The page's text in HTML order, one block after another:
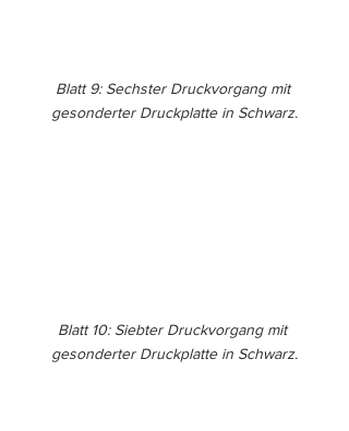
Blatt 9: Sechster Druckvorgang mit
gesonderter Druckplatte in Schwarz.
Blatt 10: Siebter Druckvorgang mit
gesonderter Druckplatte in Schwarz.